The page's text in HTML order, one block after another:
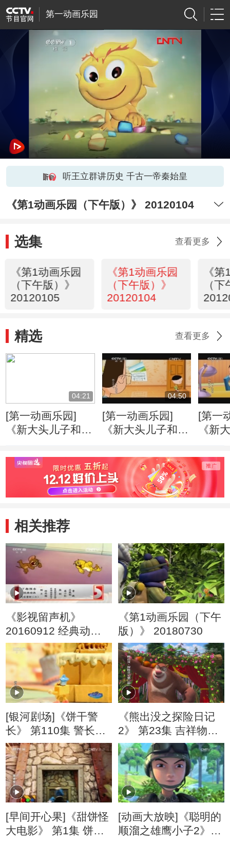
第一动画乐园
听王立群讲历史 千古一帝秦始皇
《第1动画乐园（下午版）》 20120104
选集 查看更多
《第1动画乐园
（下午版）》
20120105
《第1动画乐园
（下午版）》
20120104
《
（
精选 查看更多
04:21
[第一动画乐园]
《新大头儿子和小
季） 好朋友
04:50
[第一动画乐园]
《新大头儿子和小
季） 戴眼镜的大
头儿子
[第一
《新
季）
旧玩具
相关推荐
《影视留声机》
20160912 经典动画
音乐赏析（五）
《第1动画乐园（下午
版）》 20180730
[银河剧场]《饼干警
长》 第110集 警长的
超级粉丝
《熊出没之探险日记
2》 第23集 吉祥物争
霸赛
[早间开心果]《甜饼怪
大电影》 第1集 饼饼7
[动画大放映]《聪明的
顺溜之雄鹰小子2》